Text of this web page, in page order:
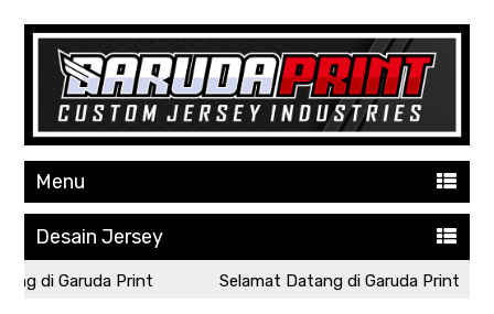
Menu
Desain Jersey
di Garuda Print Selamat Datang di Garuda Print